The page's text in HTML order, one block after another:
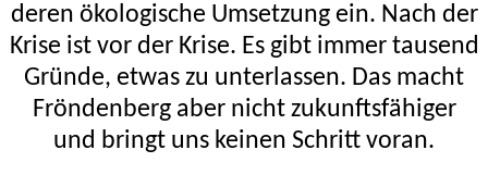
deren ökologische Umsetzung ein. Nach der
Krise ist vor der Krise. Es gibt immer tausend
Gründe, etwas zu unterlassen. Das macht
Fröndenberg aber nicht zukunftsfähiger
und bringt uns keinen Schritt voran.